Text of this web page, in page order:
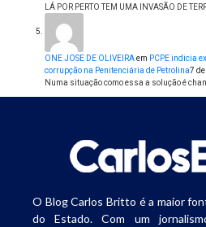
LÁ POR PERTO TEM UMA INVASÃO DE
ONE JOSE DE OLIVEIRAem PCPE indicia
corrupção na Penitenciária de Petrolina7
Numa situação como essa a solução é
O Blog Carlos Britto é a maior
do Estado. Com um